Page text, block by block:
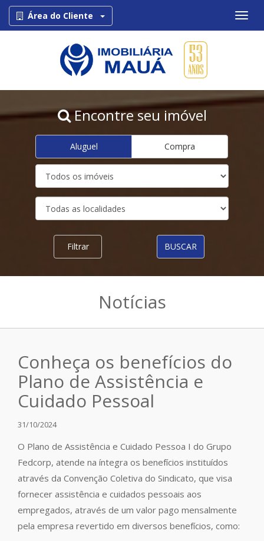
Área do Cliente Toggle Dropdown
Encontre seu imóvel
Aluguel Compra
Filtrar BUSCAR
Notícias
Conheça os benefícios do
Plano de Assistência e
Cuidado Pessoal
31/10/2024
O Plano de Assistência e Cuidado Pessoa I do Grupo
Fedcorp, atende na íntegra os benefícios instituídos
através da Convenção Coletiva do Sindicato, que visa
fornecer assistência e cuidados pessoais aos
empregados, através de um valor pago mensalmente
pela empresa revertido em diversos benefícios, como: